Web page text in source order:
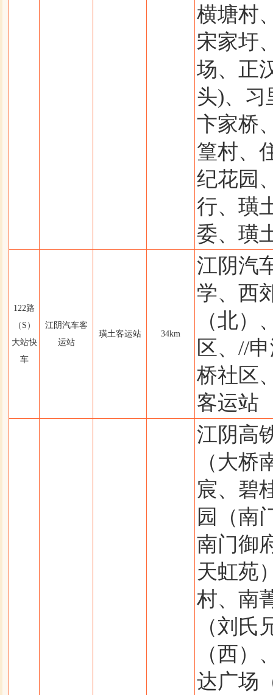
横塘村
宋家圩
场、正
头)、习
卞家桥
篁村、
纪花园
行、璜
委、璜
122路
（S）
大站快
车
江阴汽车客
运站
璜土客运站 34km
江阴汽
学、西
（北）
区、//
桥社区
客运站
江阴高
（大桥
宸、碧
园（南
南门御
天虹苑
村、南
（刘氏
（西）
达广场